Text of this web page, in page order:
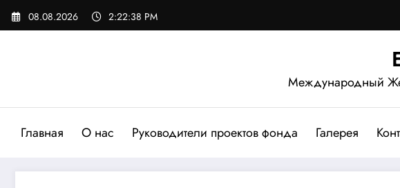
Перейти
08.08.2026 2:22:39 PM
Международный
Главная О нас Руководители проектов фонда Галерея